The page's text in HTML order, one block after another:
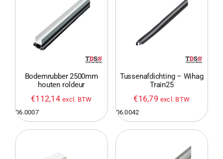
Bodemrubber 2500mm
houten roldeur
€112,14 excl. BTW
06.0007
Tussenafdichting – Wihag
Train25
€16,79 excl. BTW
06.0042